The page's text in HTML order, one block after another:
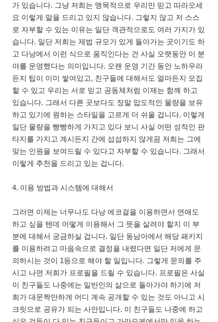
가 있습니다. 그냥 저희는 맹목적으로 우리만 믿고 따라오세
요 이렇게 말을 드리고 있지 않습니다. 그렇지 않고 저 스스
로 자부할 수 있는 이유는 일단 객관적으로도 여러 가지가 있
습니다. 일단 저희는 제법 규모가 있게 돌아가는 곳이기도 하
고 다낭에서 이런 식으로 움직인다는 건 사실 오랫동안 이 분
야를 운영했다는 의미입니다. 오랜 운영 기간 동안 노하우라
든지 팁이 이미 쌓여있고, 친구들에 대해서도 얼마든지 모집
할 수 있고 우리는 서로 믿고 공동체처럼 이제는 함께 하고
있습니다. 그래서 다른 곳보다도 정말 압도적인 물량을 보유
하고 있기에 원하는 스타일을 고르게 더 쉬울 겁니다. 이렇게
일단 물량을 빵빵하게 가지고 있다 보니 사실 어떤 성적인 판
타지를 가지고 계시든지 간에 섭섭하지 않게끔 저희는 그에
맞는 인원을 보여드릴 수 있다고 자부할 수 있습니다. 그래서
이렇게 추천을 드리고 있는 겁니다.
4. 이용 방법과 시스템에 대해서
그러면 이제는 너무나도 다낭 에코걸을 이용하면서 연애도
하고 싶을 텐데 어떻게 이용해서 그 뜻을 살려야 할지 이 부
분에 대해서 궁금하실 겁니다. 일단 동남아에서 해당 패키지
를 이용하려고 마음속으로 결정을 내렸다면 일단 저에게 문
의하시는 것이 1등으로 해야 할 일입니다. 그렇게 문의를 주
시고 나면 저희가 프로필을 드릴 수 있습니다. 프로필은 사실
이 친구들도 나중에는 일반인의 삶으로 돌아가야 하기에 저
희가 대문짝만하게 어디 계속 공개할 수 있는 것도 아니고 시
크릿으로 공유가 되는 사안입니다. 이 친구들도 나중에 하고